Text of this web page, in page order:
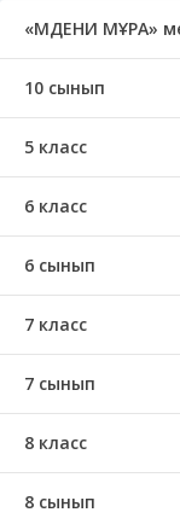
«МӘДЕНИ МҰРА»
10 сынып
5 класс
6 класс
6 сынып
7 класс
7 сынып
8 класс
8 сынып